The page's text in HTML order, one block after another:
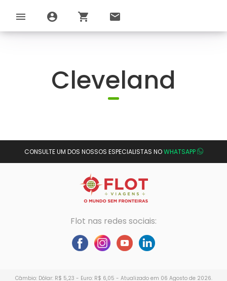
menu account_circle shopping_cart email
Cleveland
CONSULTE UM DOS NOSSOS ESPECIALISTAS NOWHATSAPP
Flot nas redes sociais:
Câmbio: Dólar: R$ 5,23 - Euro: R$ 6,05 - Atualizado em 06 Agosto de 2026.